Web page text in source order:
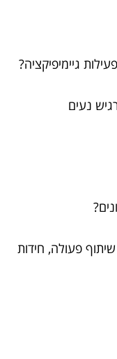
גיימיפיקציה?
נעים
פעולה, חידות